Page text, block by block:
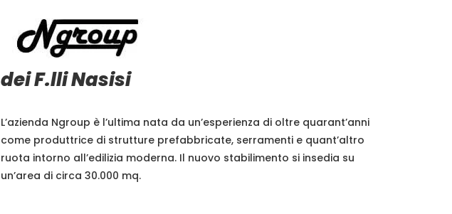
dei F.lli Nasisi
L’azienda Ngroup è l’ultima nata da un’esperienza di oltre quarant’anni
come produttrice di strutture prefabbricate, serramenti e quant’altro
ruota intorno all’edilizia moderna. Il nuovo stabilimento si insedia su
un’area di circa 30.000 mq.